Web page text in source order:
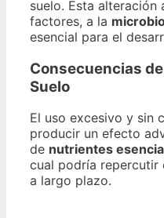
suelo. Esta
factores, a la
esencial para el
Consecuencias
Suelo
El uso excesivo y sin
producir un efecto
de nutrientes
cual podría repercutir
a largo plazo.